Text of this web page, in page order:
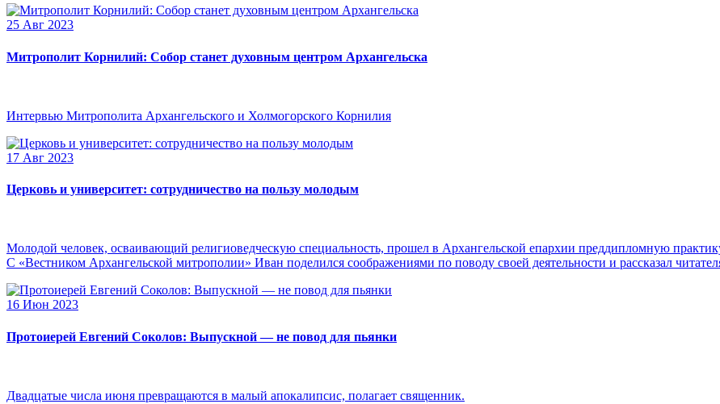
25 Авг 2023
Митрополит Корнилий: Собор станет духовным центром Архангельска
Интервью Митрополита Архангельского и Холмогорского Корнилия
17 Авг 2023
Церковь и университет: сотрудничество на пользу молодым
Молодой человек, осваивающий религиоведческую специальность, прошел в Архангельской епархии преддипломную
С «Вестником Архангельской митрополии» Иван поделился соображениями по поводу своей деятельности и рассказал
16 Июн 2023
Протоиерей Евгений Соколов: Выпускной — не повод для пьянки
Двадцатые числа июня превращаются в малый апокалипсис, полагает священник.